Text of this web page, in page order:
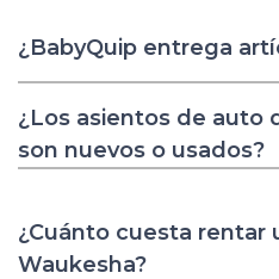
¿BabyQuip entrega
¿Los asientos de auto
son nuevos o usados?
¿Cuánto cuesta rentar
Waukesha?